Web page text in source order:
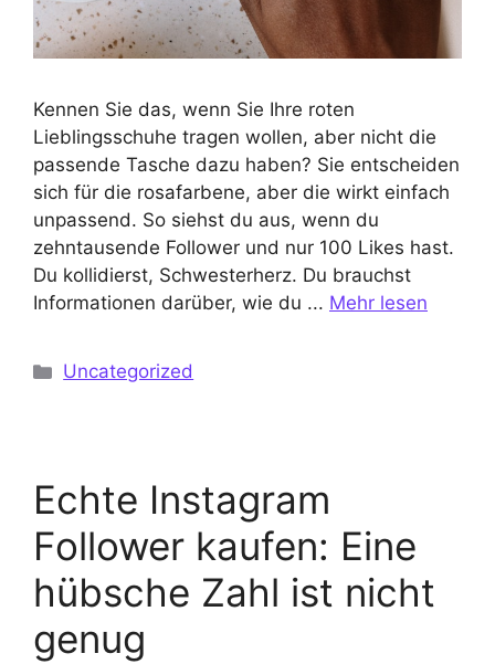
Kennen Sie das, wenn Sie Ihre roten
Lieblingsschuhe tragen wollen, aber nicht die
passende Tasche dazu haben? Sie entscheiden
sich für die rosafarbene, aber die wirkt einfach
unpassend. So siehst du aus, wenn du
zehntausende Follower und nur 100 Likes hast.
Du kollidierst, Schwesterherz. Du brauchst
Informationen darüber, wie du ... Mehr lesen
Kategorien
Uncategorized
Echte Instagram
Follower kaufen: Eine
hübsche Zahl ist nicht
genug